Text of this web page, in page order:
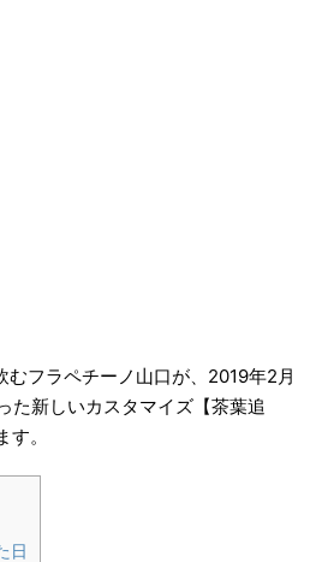
フラペチーノ山口が、2019年2月
た新しいカスタマイズ【茶葉追
。
日